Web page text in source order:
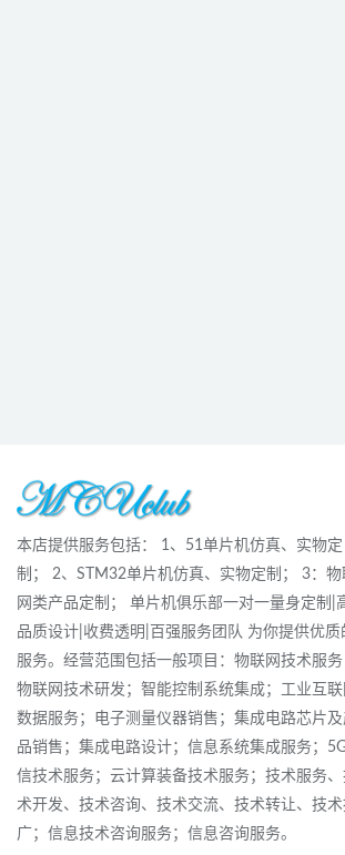
本店提供服务包括： 1、51单片机仿真、实物定
制； 2、STM32单片机仿真、实物定制； 3：物
网类产品定制； 单片机俱乐部一对一量身定制|
品质设计|收费透明|百强服务团队 为你提供优质
服务。经营范围包括一般项目：物联网技术服务
物联网技术研发；智能控制系统集成；工业互联
数据服务；电子测量仪器销售；集成电路芯片及
品销售；集成电路设计；信息系统集成服务；
信技术服务；云计算装备技术服务；技术服务、
术开发、技术咨询、技术交流、技术转让、技术
广；信息技术咨询服务；信息咨询服务。